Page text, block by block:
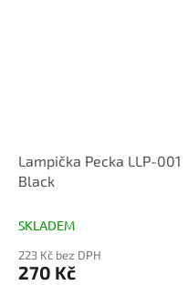
Lampička Pecka LLP-001
Black
SKLADEM
223 Kč bez DPH
270 Kč